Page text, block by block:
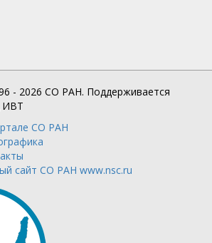
- 2026 СО РАН. Поддерживается
СО РАН
сайт СО РАН www.nsc.ru